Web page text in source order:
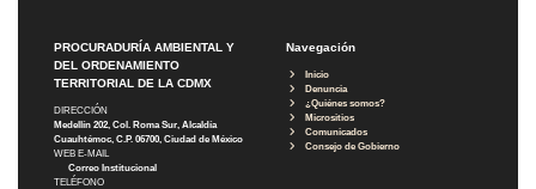
PROCURADURÍA AMBIENTAL Y
DEL ORDENAMIENTO
TERRITORIAL DE LA CDMX
DIRECCIÓN
Medellín 202, Col. Roma Sur, Alcaldía
Cuauhtémoc, C.P. 06700, Ciudad de México
WEB E-MAIL
Correo Institucional
TELÉFONO
Navegación
Inicio
Denuncia
¿Quiénes somos?
Micrositios
Comunicados
Consejo de Gobierno